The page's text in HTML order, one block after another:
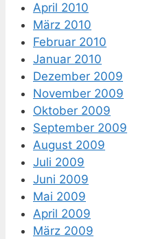
April 2010
März 2010
Februar 2010
Januar 2010
Dezember 2009
November 2009
Oktober 2009
September 2009
August 2009
Juli 2009
Juni 2009
Mai 2009
April 2009
März 2009